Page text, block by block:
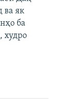
ва як
ба
худро